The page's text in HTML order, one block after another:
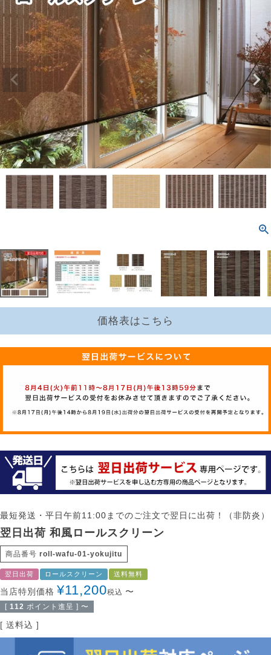
価格表はこちら
最短発送・平日午前11:00までのご注文で翌日に出荷！（非防炎）
翌日出荷 和風ロールスクリーン
商品番号 roll-wafu-01-yokujitu
翌日出荷 ロールスクリーン 送料無料
当店特別価格 ¥11,200税込 〜
[ 112 ポイント進呈 ] 〜
送料込